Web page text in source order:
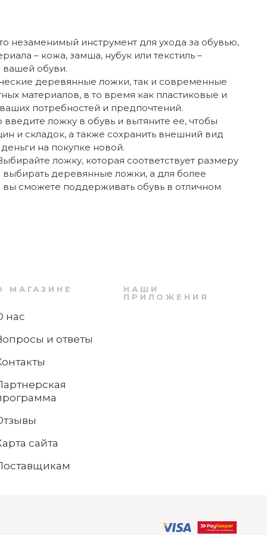
незаменимый инструмент для ухода за обувью,
– кожа, замша, нубук или текстиль –
вашей обуви.
деревянные ложки, так и современные
материалов, в то время как пластиковые и
потребностей и предпочтений.
ложку в обувь и вытяните ее, чтобы
и складок, а также сохранить внешний вид
на покупке новой.
ложку, которая соответствует размеру
деревянные ложки, а для более
сможете поддерживать обувь в отличном
МАГАЗИНЕ
нас
и ответы
сайта
НАШИ
ПРИЛОЖЕНИЯ